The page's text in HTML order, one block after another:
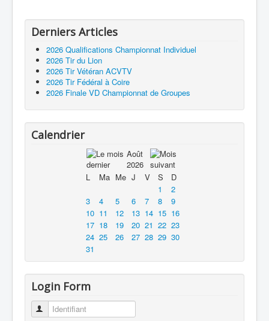
Derniers Articles
2026 Qualifications Championnat Individuel
2026 Tir du Lion
2026 Tir Vétéran ACVTV
2026 Tir Fédéral à Coire
2026 Finale VD Championnat de Groupes
Calendrier
Août
2026
L
Ma Me J V S
D
1
2
3
4 5 6 7 8
9
10 11 12 13 14 15 16
17 18 19 20 21 22 23
24 25 26 27 28 29 30
31
Login Form
Identifiant